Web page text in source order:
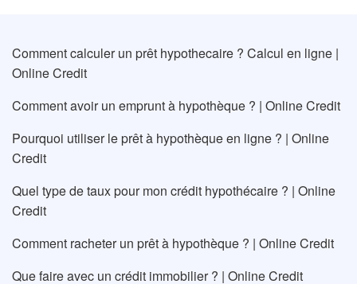
Comment calculer un prêt hypothecaire ? Calcul en ligne |
Online Credit
Comment avoir un emprunt à hypothèque ? | Online Credit
Pourquoi utiliser le prêt à hypothèque en ligne ? | Online
Credit
Quel type de taux pour mon crédit hypothécaire ? | Online
Credit
Comment racheter un prêt à hypothèque ? | Online Credit
Que faire avec un crédit immobilier ? | Online Credit